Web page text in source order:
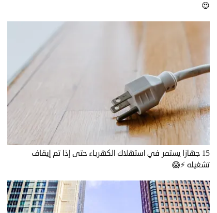
😍
15 جهازا يستمر في استهلاك الكهرباء حتى إذا تم إيقاف
تشغيله ⚡😱